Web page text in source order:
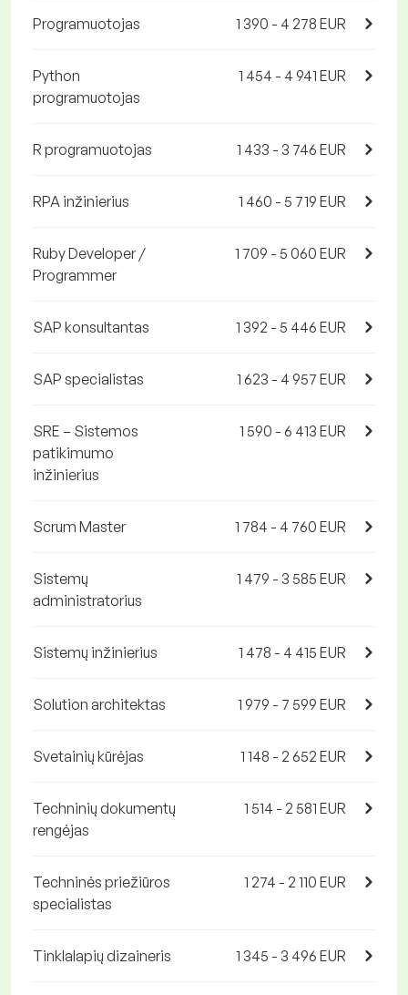
Programuotojas 1 390 - 4 278 EUR
Python
programuotojas
1 454 - 4 941 EUR
R programuotojas 1 433 - 3 746 EUR
RPA inžinierius 1 460 - 5 719 EUR
Ruby Developer /
Programmer
1 709 - 5 060 EUR
SAP konsultantas 1 392 - 5 446 EUR
SAP specialistas 1 623 - 4 957 EUR
SRE – Sistemos
patikimumo
inžinierius
1 590 - 6 413 EUR
Scrum Master 1 784 - 4 760 EUR
Sistemų
administratorius
1 479 - 3 585 EUR
Sistemų inžinierius 1 478 - 4 415 EUR
Solution architektas 1 979 - 7 599 EUR
Svetainių kūrėjas 1 148 - 2 652 EUR
Techninių dokumentų
rengėjas
1 514 - 2 581 EUR
Techninės priežiūros
specialistas
1 274 - 2 110 EUR
Tinklalapių dizaineris 1 345 - 3 496 EUR